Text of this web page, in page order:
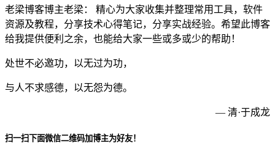
老梁博客博主老梁： 精心为大家收集并整理常用工具，软件
资源及教程，分享技术心得笔记，分享实战经验。希望此博客
给我提供便利之余，也能给大家一些或多或少的帮助！
处世不必邀功，以无过为功，
与人不求感德，以无怨为德。
— 清·于成龙
扫一扫下面微信二维码加博主为好友！